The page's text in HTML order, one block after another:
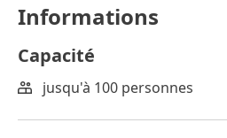
Informations
Capacité
jusqu'à 100 personnes